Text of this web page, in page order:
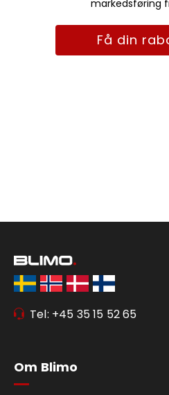
markedsføring
Få din
Tel: +45 35 15 52 65
Om Blimo